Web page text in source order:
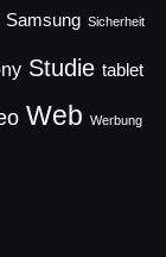
Samsung Sicherheit
Studie tablet
Web Werbung